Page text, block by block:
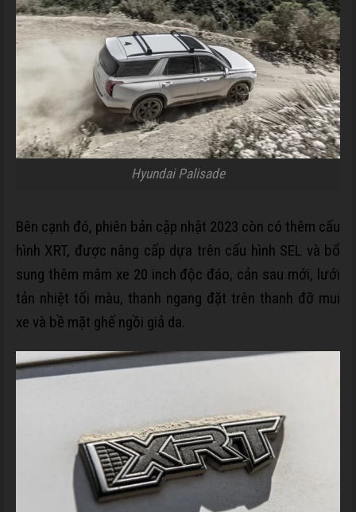
Hyundai Palisade
Bên cạnh đó, phiên bản cập nhật 2023 còn có thêm cấu
hình XRT, được nâng cấp dựa trên cấu hình SEL và bổ
sung thêm mâm xe 20 inch độc đáo, cản sau mới, lưới
tản nhiệt tối màu, thanh ngang đặt trên thanh đỡ mui
xe và bề mặt ghế ngồi giả da.